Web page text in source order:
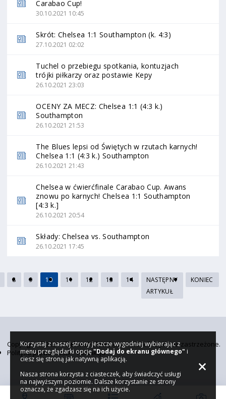
Carabao Cup!
30.10.2021 10:45
Skrót: Chelsea 1:1 Southampton (k. 4:3)
27.10.2021 02:02
Tuchel o przebiegu spotkania, kontuzjach
trójki piłkarzy oraz postawie Kepy
26.10.2021 23:03
OCENY ZA MECZ: Chelsea 1:1 (4:3 k.)
Southampton
26.10.2021 21:53
The Blues lepsi od Świętych w rzutach karnych!
Chelsea 1:1 (4:3 k.) Southampton
26.10.2021 21:43
Chelsea w ćwierćfinale Carabao Cup. Awans
znowu po karnych! Chelsea 1:1 Southampton
[4:3 k.]
26.10.2021 20:54
Składy: Chelsea vs. Southampton
26.10.2021 17:45
8 9 10 11 12 13 14
NASTĘPNY
ARTYKUŁ
KONIEC
Copyright © 2026ChelseaPoland.com. Wszelkie prawa zastrzeżone.
Polityka prywatności
Redakcja
Korzystaj z naszej strony jeszcze wygodniej wybierając z
menu przeglądarki opcję"Dodaj do ekranu głównego" i
ciesz się stroną jak natywną aplikacją.
Nasza strona korzysta z ciasteczek, aby świadczyć usługi
na najwyższym poziomie. Dalsze korzystanie ze strony
oznacza, że zgadzasz się na ich użycie.